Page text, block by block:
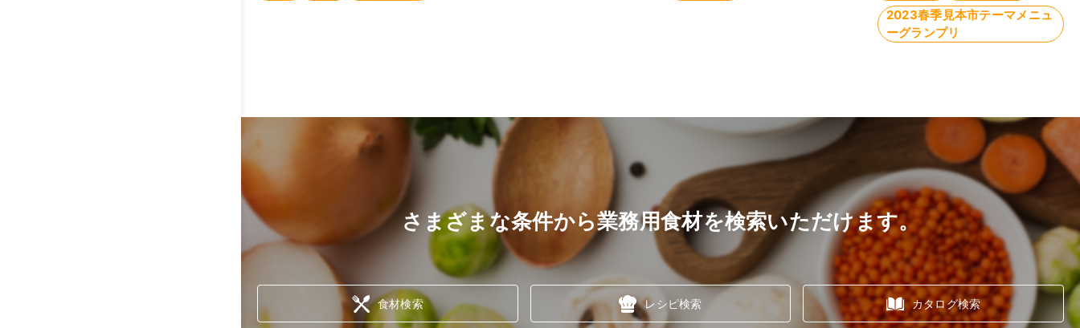
が溶け出し、旨みのソースとなります。
2023春季見本市テーマメニュ
ーグランプリ
さまざまな条件から業務用食材を検索いただけます。
食材検索 レシピ検索 カタログ検索